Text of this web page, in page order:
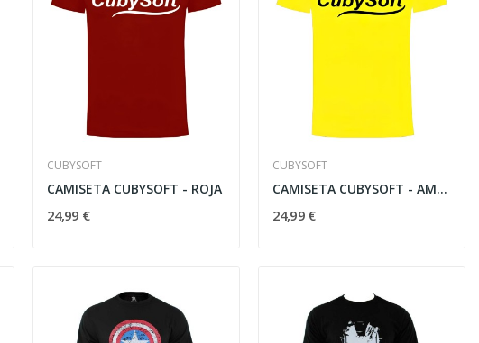
CUBYSOFT
CAMISETA CUBYSOFT - ROJA
24,99 €
CUBYSOFT
CAMISETA CUBYSOFT - AMARILLA
24,99 €